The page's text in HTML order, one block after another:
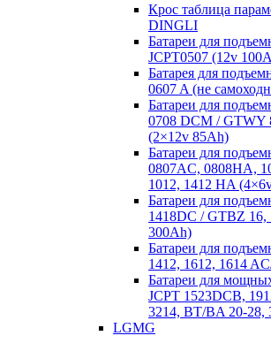
Крос таблица
DINGLI
Батареи для
JCPT0507 (12v
Батарея для
0607 A (не
Батареи для
0708 DCM / GTWY
(2×12v 85Ah)
Батареи для
0807AC, 0808HA,
1012, 1412 HA
Батареи для
1418DC / GTBZ 16,
300Ah)
Батареи для
1412, 1612, 1614
Батареи для
JCPT 1523DCB,
3214, BT/BA 20-28,
LGMG